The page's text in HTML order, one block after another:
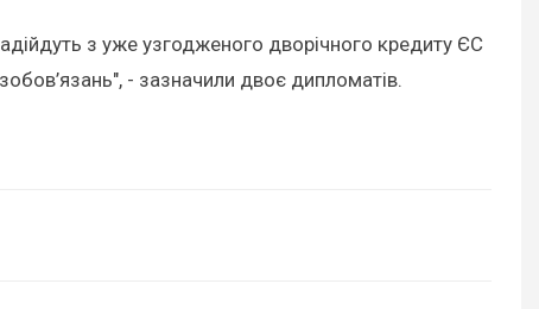
з уже узгодженого дворічного кредиту ЄС
- зазначили двоє дипломатів.